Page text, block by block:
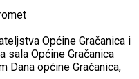
Općine Gračanica i
sala Općine Gračanica
Dana općine Gračanica,